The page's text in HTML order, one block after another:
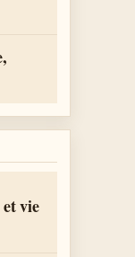
vie